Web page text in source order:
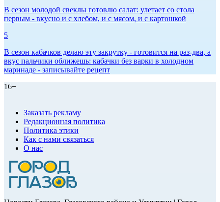
В сезон молодой свеклы готовлю салат: улетает со стола
первым - вкусно и с хлебом, и с мясом, и с картошкой
5
В сезон кабачков делаю эту закрутку - готовится на раз-два, а
вкус пальчики оближешь: кабачки без варки в холодном
маринаде - записывайте рецепт
16+
Заказать рекламу
Редакционная политика
Политика этики
Как с нами связаться
О нас